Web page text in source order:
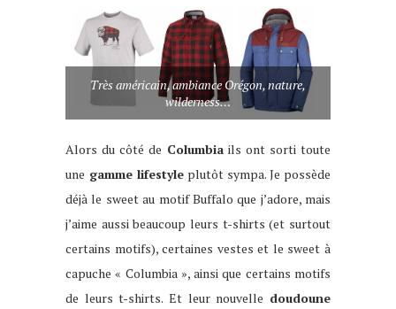
Très américain, ambiance Orégon, nature,
wilderness…
Alors du côté de Columbiails ont sorti toute
une gamme lifestyle plutôt sympa. Je possède
déjà le sweet au motif Buffalo que j’adore, mais
j’aime aussi beaucoup leurs t-shirts (et surtout
certains motifs), certaines vestes et le sweet à
capuche « Columbia », ainsi que certains motifs
de leurs t-shirts. Et leur nouvelle doudoune